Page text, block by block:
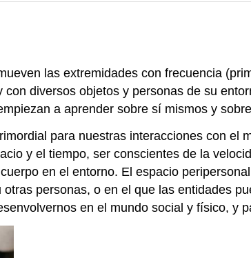
las extremidades con frecuencia
diversos objetos y personas de su
a aprender sobre sí mismos y
para nuestras interacciones con el
y el tiempo, ser conscientes de la
en el entorno. El espacio
personas, o en el que las entidades
en el mundo social y físico, y